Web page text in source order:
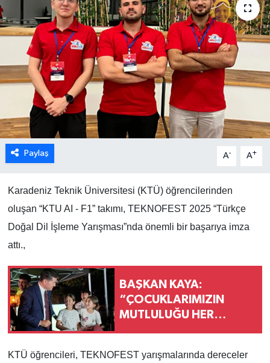
Paylaş A- A+
Karadeniz Teknik Üniversitesi (KTÜ) öğrencilerinden
oluşan “KTU AI - F1” takımı, TEKNOFEST 2025 “Türkçe
Doğal Dil İşleme Yarışması”nda önemli bir başarıya imza
attı.,
BAŞKAN KAYA:
“ÇOCUKLARIMIZIN
MUTLULUĞU HER
KTÜ öğrencileri, TEKNOFEST yarışmalarında dereceler